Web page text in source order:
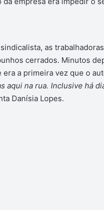
as
cerrados. Minutos
era a primeira vez que o
aqui na rua. Inclusive há
Danísia Lopes.